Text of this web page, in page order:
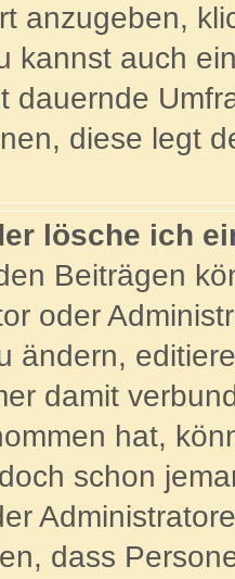
anzugeben,
kannst auch
dauernde
diese legt
lösche ich
Beiträgen
oder
ändern,
damit
hat,
schon
dass